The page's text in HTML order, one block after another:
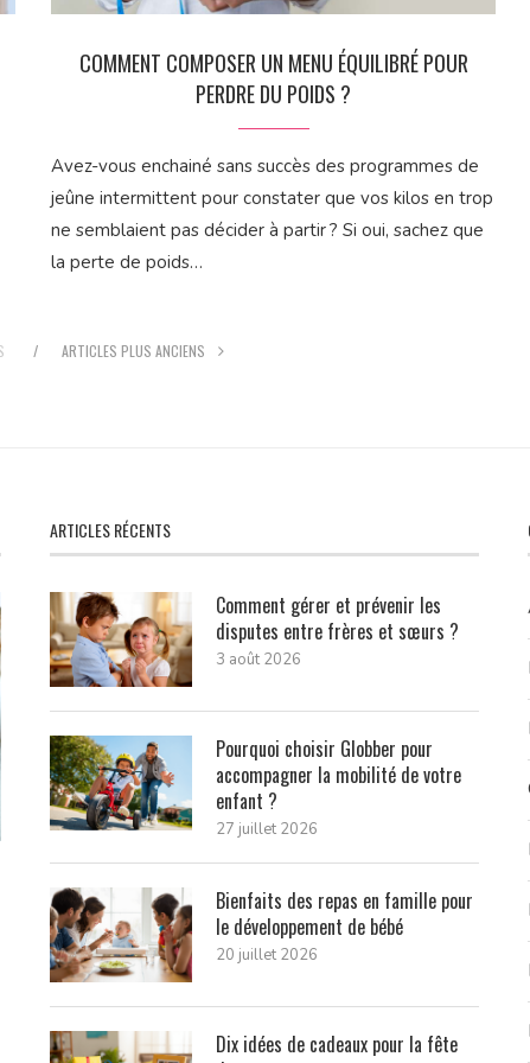
COMMENT COMPOSER UN MENU ÉQUILIBRÉ POUR
PERDRE DU POIDS ?
Avez-vous enchainé sans succès des programmes de
jeûne intermittent pour constater que vos kilos en trop
ne semblaient pas décider à partir ? Si oui, sachez que
la perte de poids…
ARTICLES PLUS ANCIENS
ARTICLES RÉCENTS
Comment gérer et prévenir les
disputes entre frères et sœurs ?
3 août 2026
Pourquoi choisir Globber pour
accompagner la mobilité de votre
enfant ?
27 juillet 2026
Bienfaits des repas en famille pour
le développement de bébé
20 juillet 2026
Dix idées de cadeaux pour la fête